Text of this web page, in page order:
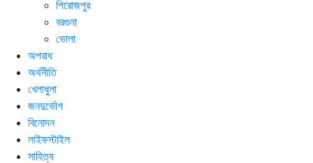
পিরোজপুর
বরগুনা
ভোলা
অপরাধ
অর্থনীতি
খেলাধুলা
জনদুর্ভোগ
বিনোদন
লাইফস্টাইল
সাহিত্য